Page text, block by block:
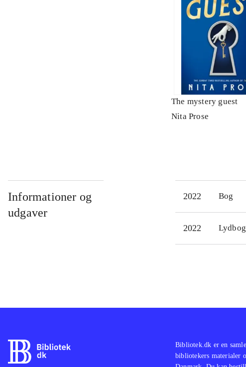
The mystery guest
Nita Prose
Informationer og
udgaver
2022 Bog
2022
Bibliotek.dk er en
bibliotekers materialer